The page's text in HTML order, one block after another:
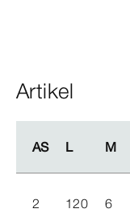
Artikel
AS L M
AS L M
2 120 6